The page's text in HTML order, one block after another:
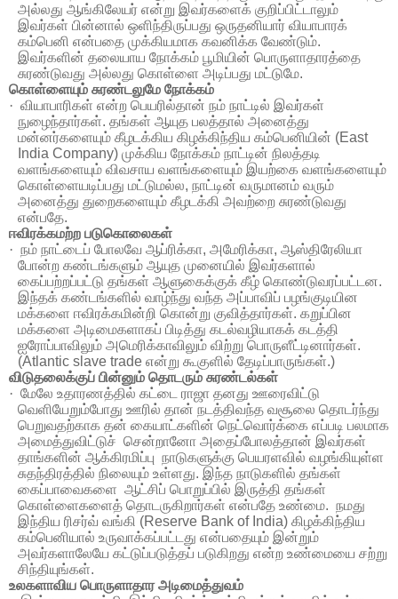
அல்லது ஆங்கிலேயர் என்று இவர்களைக் குறிப்பிட்டாலும்
இவர்கள் பின்னால் ஒளிந்திருப்பது ஒருதனியார் வியாபாரக்
கம்பெனி என்பதை முக்கியமாக கவனிக்க வேண்டும்.
இவர்களின் தலையாய நோக்கம் பூமியின் பொருளாதாரத்தை
சுரண்டுவது அல்லது கொள்ளை அடிப்பது மட்டுமே.
கொள்ளையும் சுரண்டலுமே நோக்கம்
· வியாபாரிகள் என்ற பெயரில்தான் நம் நாட்டில் இவர்கள்
நுழைந்தார்கள். தங்கள் ஆயுத பலத்தால் அனைத்து
மன்னர்களையும் கீழடக்கிய கிழக்கிந்திய கம்பெனியின் (East
India Company) முக்கிய நோக்கம் நாட்டின் நிலத்தடி
வளங்களையும் விவசாய வளங்களையும் இயற்கை வளங்களையும்
கொள்ளையடிப்பது மட்டுமல்ல, நாட்டின் வருமானம் வரும்
அனைத்து துறைகளையும் கீழடக்கி அவற்றை சுரண்டுவது
என்பதே.
ஈவிரக்கமற்ற படுகொலைகள்
· நம் நாட்டைப் போலவே ஆப்ரிக்கா, அமேரிக்கா, ஆஸ்திரேலியா
போன்ற கண்டங்களும் ஆயுத முனையில் இவர்களால்
கைப்பற்றப்பட்டு தங்கள் ஆளுகைக்குக் கீழ் கொண்டுவரப்பட்டன.
இந்தக் கண்டங்களில் வாழ்ந்து வந்த அப்பாவிப் பழங்குடியின
மக்களை ஈவிரக்கமின்றி கொன்று குவித்தார்கள். கறுப்பின
மக்களை அடிமைகளாகப் பிடித்து கடல்வழியாகக் கடத்தி
ஐரோப்பாவிலும் அமெரிக்காவிலும் விற்று பொருளீட்டினார்கள்.
(Atlantic slave trade என்று கூகுளில் தேடிப்பாருங்கள்.)
விடுதலைக்குப் பின்னும் தொடரும் சுரண்டல்கள்
· மேலே உதாரணத்தில் கட்டை ராஜா தனது ஊரைவிட்டு
வெளியேறும்போது ஊரில் தான் நடத்திவந்த வசூலை தொடர்ந்து
பெறுவதற்காக தன் கையாட்களின் நெட்வொர்க்கை எப்படி பலமாக
அமைத்துவிட்டுச் சென்றானோ அதைப்போலத்தான் இவர்கள்
தாங்களின் ஆக்கிரமிப்பு நாடுகளுக்கு பெயரளவில் வழங்கியுள்ள
சுதந்திரத்தில் நிலையும் உள்ளது. இந்த நாடுகளில் தங்கள்
கைப்பாவைகளை ஆட்சிப் பொறுப்பில் இருத்தி தங்கள்
கொள்ளைகளைத் தொடருகிறார்கள் என்பதே உண்மை. நமது
இந்திய ரிசர்வ் வங்கி (Reserve Bank of India) கிழக்கிந்திய
கம்பெனியால் உருவாக்கப்பட்டது என்பதையும் இன்றும்
அவர்களாலேயே கட்டுப்படுத்தப் படுகிறது என்ற உண்மையை சற்று
சிந்தியுங்கள்.
உலகளாவிய பொருளாதார அடிமைத்துவம்